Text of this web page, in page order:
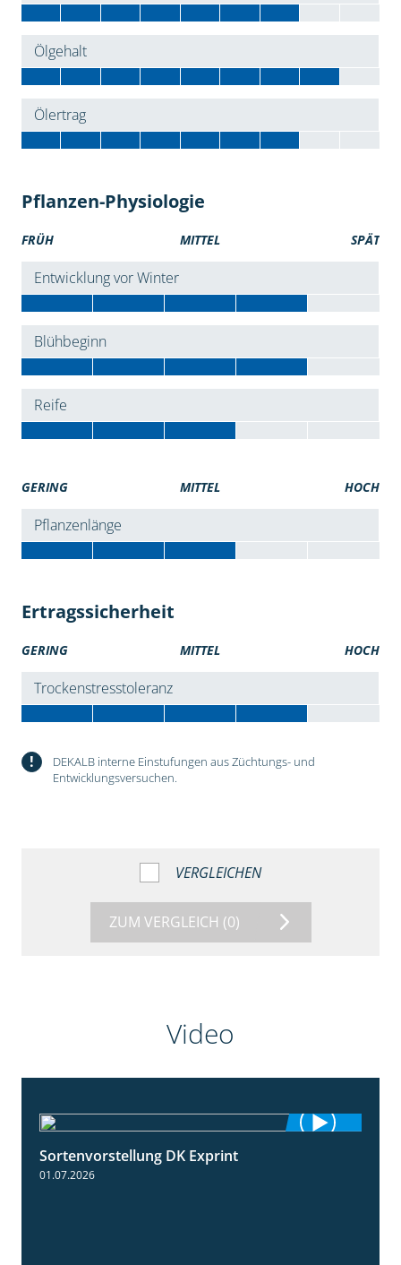
Ölgehalt
Ölertrag
Pflanzen-Physiologie
FRÜH MITTEL SPÄT
Entwicklung vor Winter
Blühbeginn
Reife
GERING MITTEL HOCH
Pflanzenlänge
Ertragssicherheit
GERING MITTEL HOCH
Trockenstresstoleranz
!
DEKALB interne Einstufungen aus Züchtungs- und
Entwicklungsversuchen.
VERGLEICHEN
ZUM VERGLEICH (0)
Video
Sortenvorstellung DK Exprint
01.07.2026